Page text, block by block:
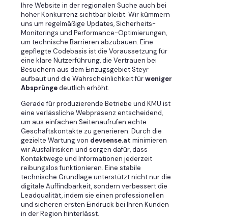
Ihre Website in der regionalen Suche auch bei
hoher Konkurrenz sichtbar bleibt. Wir kümmern
uns um regelmäßige Updates, Sicherheits-
Monitorings und Performance-Optimierungen,
um technische Barrieren abzubauen. Eine
gepflegte Codebasis ist die Voraussetzung für
eine klare Nutzerführung, die Vertrauen bei
Besuchern aus dem Einzugsgebiet Steyr
aufbaut und die Wahrscheinlichkeit fürweniger
Absprüngedeutlich erhöht.
Gerade für produzierende Betriebe und KMU ist
eine verlässliche Webpräsenz entscheidend,
um aus einfachen Seitenaufrufen echte
Geschäftskontakte zu generieren. Durch die
gezielte Wartung von devsense.at minimieren
wir Ausfallrisiken und sorgen dafür, dass
Kontaktwege und Informationen jederzeit
reibungslos funktionieren. Eine stabile
technische Grundlage unterstützt nicht nur die
digitale Auffindbarkeit, sondern verbessert die
Leadqualität, indem sie einen professionellen
und sicheren ersten Eindruck bei Ihren Kunden
in der Region hinterlässt.